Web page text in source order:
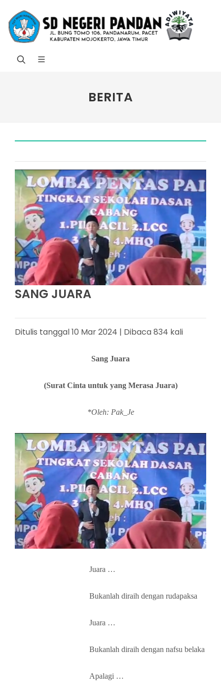
BERITA
SANG JUARA
Ditulis tanggal 10 Mar 2024 | Dibaca 834 kali
Sang Juara
(Surat Cinta untuk yang Merasa Juara)
*Oleh: Pak_Je
Juara …
Bukanlah diraih dengan rudapaksa
Juara …
Bukanlah diraih dengan nafsu belaka
Apalagi …